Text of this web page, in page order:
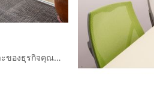
ต่อาจไม่ตรงกับศูนย์แห่งนี้โดยเฉพาะ
พื้นที่ออฟฟิศส่วนตัวที่ปรับให้เหมาะกับความต้องการเฉพาะของธุรกิจคุณใน Regus Icon Park